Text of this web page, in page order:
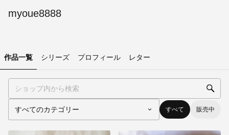
myoue8888
作品一覧 シリーズ プロフィール レター
すべて 販売中